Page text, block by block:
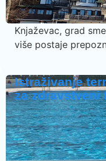
Knjaževac, grad
više postaje
Istraživanje
za